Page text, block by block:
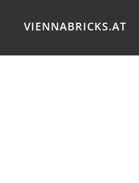
VIENNABRICKS.AT